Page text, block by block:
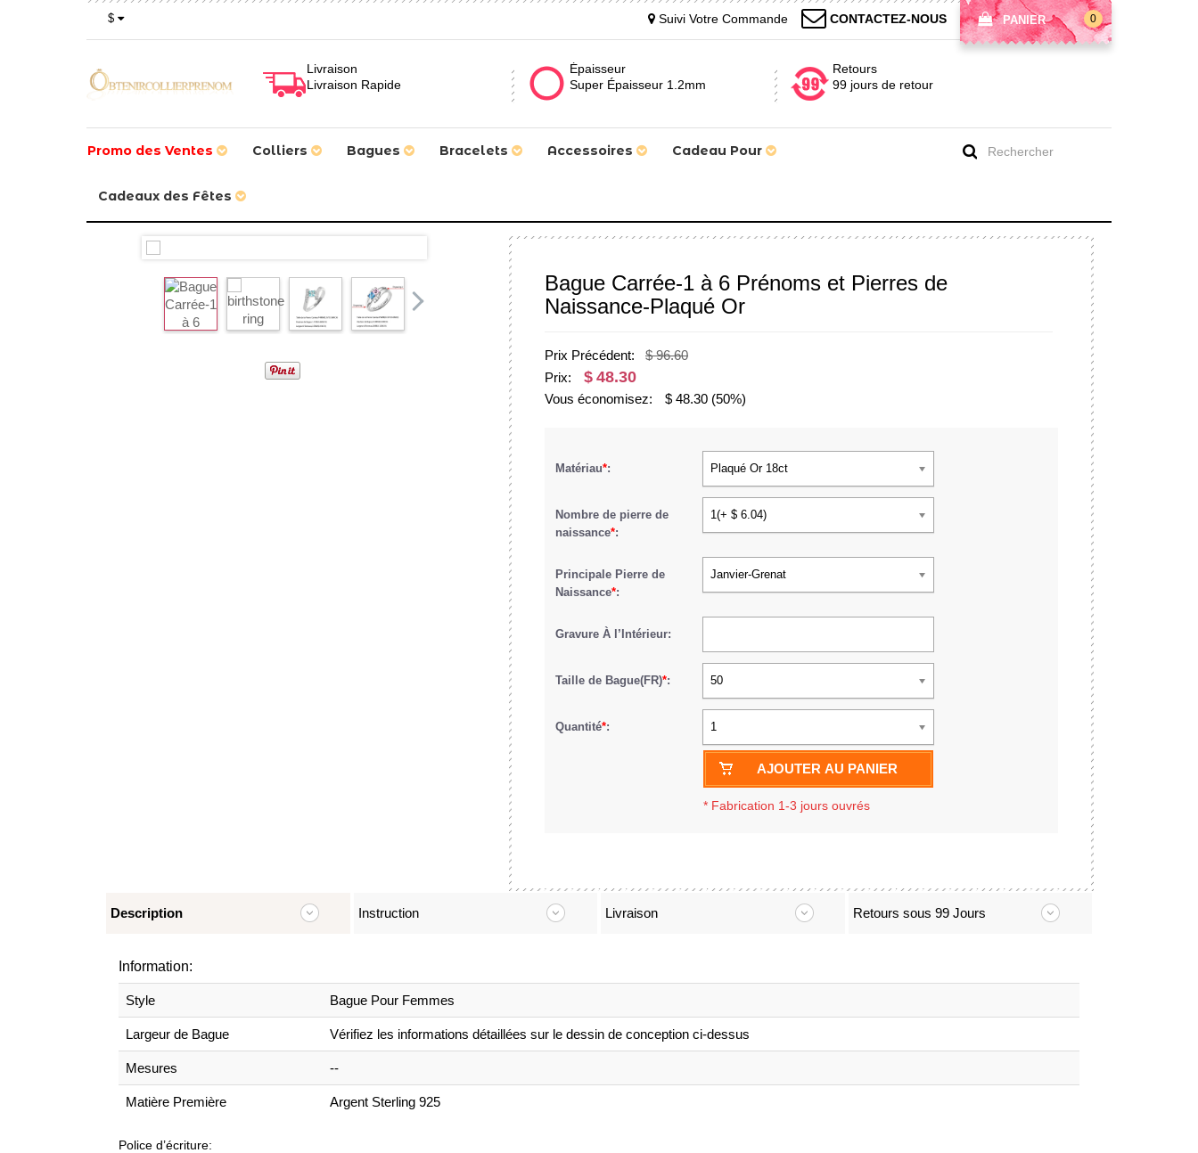
$ PANIER 0
CONTACTEZ-NOUS
Suivi Votre Commande
Livraison
Livraison Rapide
Épaisseur
Super Épaisseur 1.2mm
Retours
99 jours de retour
Promo des Ventes Colliers Bagues Bracelets Accessoires Cadeau Pour
Cadeaux des Fêtes
Bague Carrée-1 à 6 Prénoms et Pierres de
Naissance-Plaqué Or
Prix Précédent:
$ 96.60
Prix:
$ 48.30
Vous économisez: $ 48.30 (50%)
Matériau*: Plaqué Or 18ct
Nombre de pierre de
naissance*:
1(+ $ 6.04)
Principale Pierre de
Naissance*:
Janvier-Grenat
Gravure À l’Intérieur:
Taille de Bague(FR)*: 50
Quantité*: 1
AJOUTER AU PANIER
* Fabrication 1-3 jours ouvrés
Description Instruction Livraison Retours sous 99 Jours
Information:
Style Bague Pour Femmes
Largeur de Bague Vérifiez les informations détaillées sur le dessin de conception ci-dessus
Mesures --
Matière Première Argent Sterling 925
Police d’écriture: